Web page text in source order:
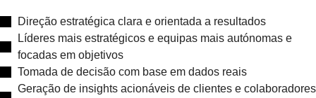
Direção estratégica clara e orientada a resultados
Líderes mais estratégicos e equipas mais autónomas e
focadas em objetivos
Tomada de decisão com base em dados reais
Geração de insights acionáveis de clientes e colaboradores